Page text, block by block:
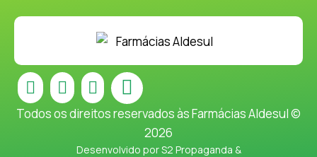
Todos os direitos reservados às Farmácias Aldesul ©
2026
Desenvolvido porS2 Propaganda &